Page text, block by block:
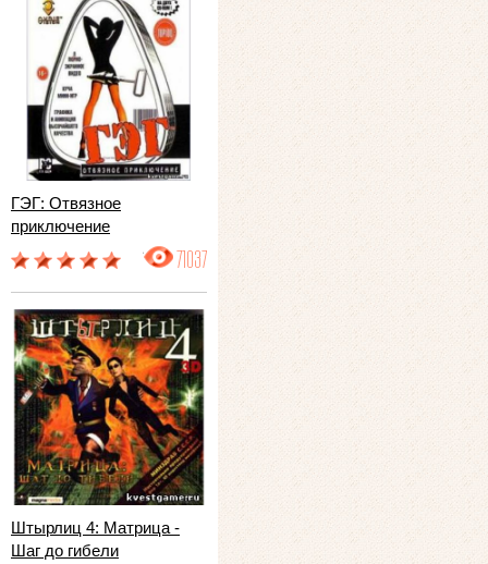
ГЭГ: Отвязное
приключение
71037
Штырлиц 4: Матрица -
Шаг до гибели